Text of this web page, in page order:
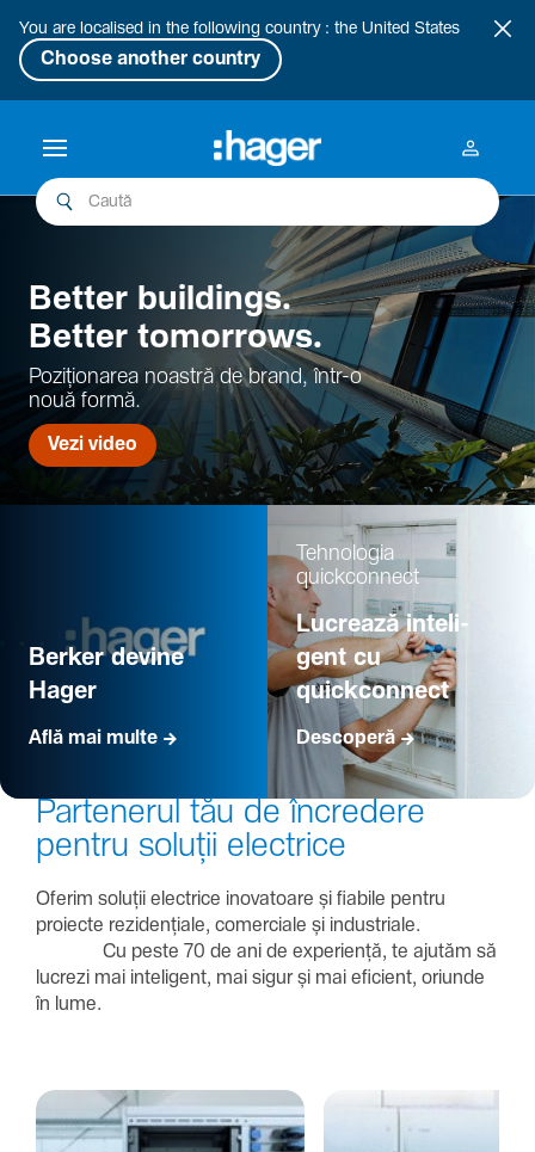
You are localised in the following country : the United States
Choose another country
Better buil­dings.
Better tomor­rows.
Pozi­țio­narea noastră de brand, într-o
nouă formă.
Vezi video
Berker devine
Hager
Află mai multe
Tehno­logia
quickconnect
Lucrează inte­li­
gent cu
quickconnect
Descoperă
Parte­nerul tău de încre­dere
pentru soluții electrice
Oferim soluții electrice inova­toare și fiabile pentru
proiecte rezi­den­țiale, comer­ciale și indus­triale.
Cu peste 70 de ani de expe­riență, te ajutăm să
lucrezi mai inte­li­gent, mai sigur și mai eficient, oriunde
în lume.